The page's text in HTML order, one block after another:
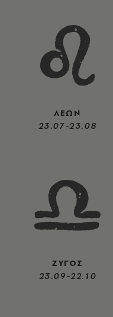
ΛΕΩΝ
23.07-23.08
ΖΥΓΟΣ
23.09-22.10